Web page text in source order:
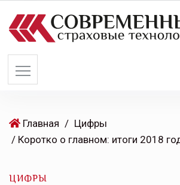
Главная / Цифры
ЦИФРЫ